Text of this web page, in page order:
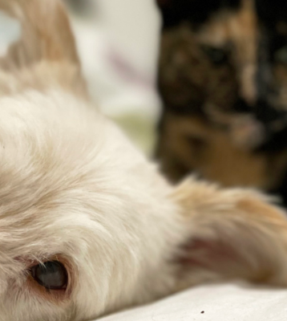
Lasertherapie
Behandlungsablauf
CANIS VITAL
Praxis für Tierphysiotherapie &